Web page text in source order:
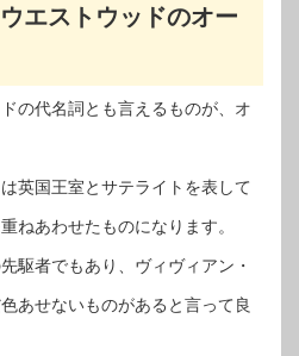
エストウッドのオー
の代名詞とも言えるものが、オ
英国王室とサテライトを表して
ねあわせたものになります。
駆者でもあり、ヴィヴィアン・
あせないものがあると言って良